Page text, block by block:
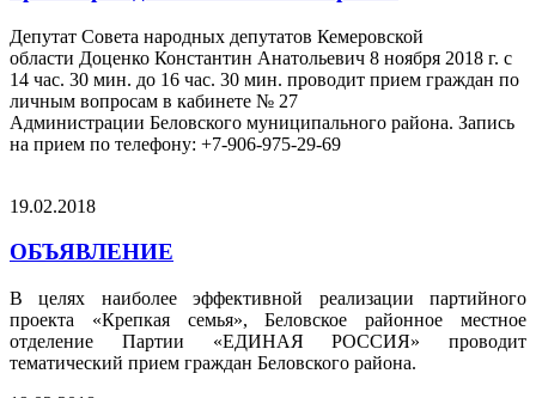
Депутат Совета народных депутатов Кемеровской
области Доценко Константин Анатольевич 8 ноября 2018 г. с
14 час. 30 мин. до 16 час. 30 мин. проводит прием граждан по
личным вопросам в кабинете № 27
Администрации Беловского муниципального района. Запись
на прием по телефону: +7-906-975-29-69
19.02.2018
ОБЪЯВЛЕНИЕ
В целях наиболее эффективной реализации партийного
проекта «Крепкая семья», Беловское районное местное
отделение Партии «ЕДИНАЯ РОССИЯ» проводит
тематический прием граждан Беловского района.